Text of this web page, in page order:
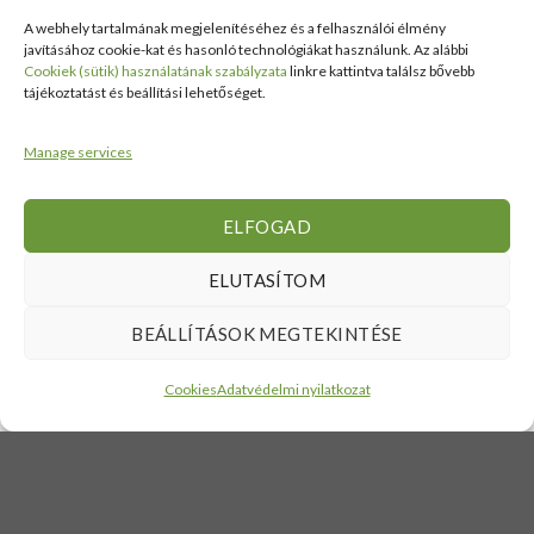
A webhely tartalmának megjelenítéséhez és a felhasználói élmény
javításához cookie-kat és hasonló technológiákat használunk. Az alábbi
Cookiek (sütik) használatának szabályzata linkre kattintva találsz bővebb
tájékoztatást és beállítási lehetőséget.
Manage services
ELFOGAD
ELUTASÍTOM
BEÁLLÍTÁSOK MEGTEKINTÉSE
CookiesAdatvédelmi nyilatkozat
Kiemelt
értékesítési
területek
elálláshoz
Adatvédelmi
tájékoztató
Vásárcsarnok
és Piac
II/14
+36 30
2626
634
Csütörtök:
6:00–
16:00